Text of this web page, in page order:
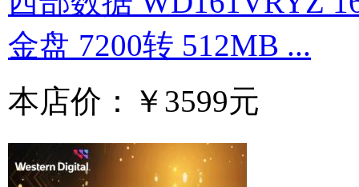
金盘 7200转 512MB ...
本店价：
￥3599元